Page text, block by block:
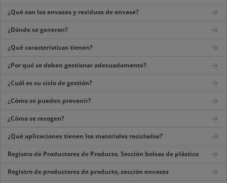
¿Qué son los envases y residuos de envase?
¿Dónde se generan?
¿Qué características tienen?
¿Por qué se deben gestionar adecuadamente?
¿Cuál es su ciclo de gestión?
¿Cómo se pueden prevenir?
¿Cómo se recogen?
¿Qué aplicaciones tienen los materiales reciclados?
Registro de Productores de Producto. Sección bolsas de plástico
Registro de productores de producto, sección envases